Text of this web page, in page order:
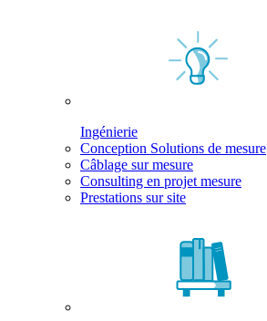
Ingénierie
Conception Solutions de mesure
Câblage sur mesure
Consulting en projet mesure
Prestations sur site